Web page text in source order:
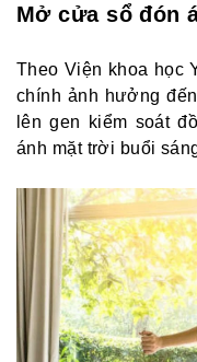
Mở cửa sổ đón
Theo Viện khoa học
chính ảnh hưởng
lên gen kiểm soát
ánh mặt trời buổi